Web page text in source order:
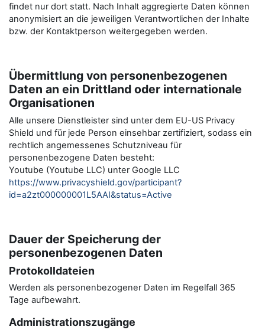
findet nur dort statt. Nach Inhalt aggregierte Daten können
anonymisiert an die jeweiligen Verantwortlichen der Inhalte
bzw. der Kontaktperson weitergegeben werden.
Übermittlung von personenbezogenen
Daten an ein Drittland oder internationale
Organisationen
Alle unsere Dienstleister sind unter dem EU-US Privacy
Shield und für jede Person einsehbar zertifiziert, sodass ein
rechtlich angemessenes Schutzniveau für
personenbezogene Daten besteht:
Youtube (Youtube LLC) unter Google LLC
https://www.privacyshield.gov/participant?
id=a2zt000000001L5AAI&status=Active
Dauer der Speicherung der
personenbezogenen Daten
Protokolldateien
Werden als personenbezogener Daten im Regelfall 365
Tage aufbewahrt.
Administrationszugänge